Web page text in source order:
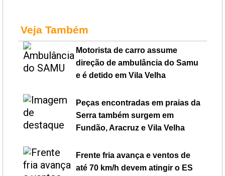
Veja Também
Motorista de carro assume
direção de ambulância do Samu
e é detido em Vila Velha
Peças encontradas em praias da
Serra também surgem em
Fundão, Aracruz e Vila Velha
Frente fria avança e ventos de
até 70 km/h devem atingir o ES